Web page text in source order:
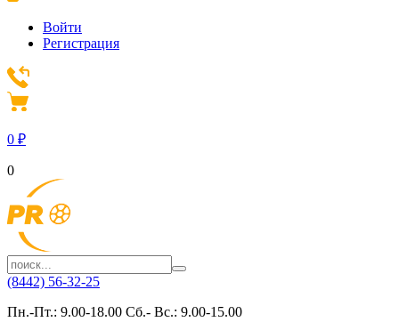
Войти
Регистрация
0 ₽
0
(8442) 56-32-25
Пн.-Пт.: 9.00-18.00 Сб.- Вс.: 9.00-15.00